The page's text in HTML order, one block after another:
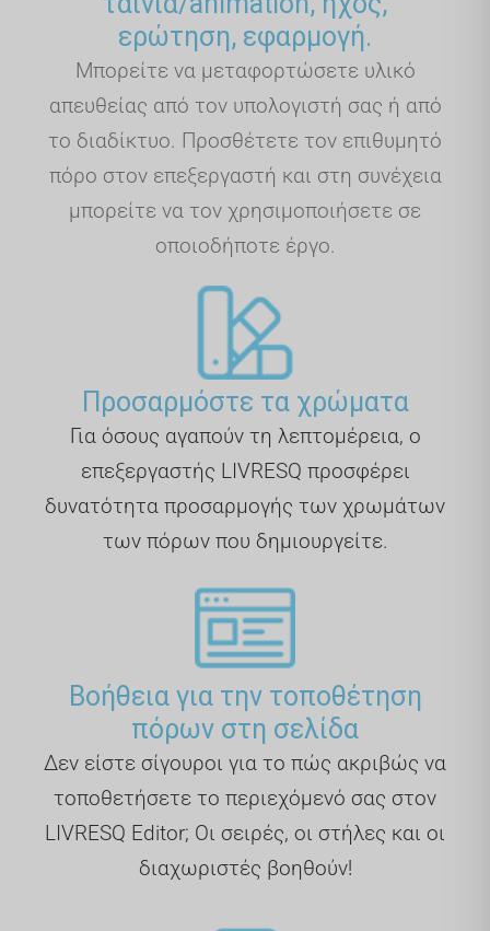
ερώτηση, εφαρμογή.
Μπορείτε να μεταφορτώσετε υλικό
απευθείας από τον υπολογιστή σας ή από
το διαδίκτυο. Προσθέτετε τον επιθυμητό
πόρο στον επεξεργαστή και στη συνέχεια
μπορείτε να τον χρησιμοποιήσετε σε
οποιοδήποτε έργο.
Προσαρμόστε τα χρώματα
Για όσους αγαπούν τη λεπτομέρεια, ο
επεξεργαστής LIVRESQ προσφέρει
δυνατότητα προσαρμογής των χρωμάτων
των πόρων που δημιουργείτε.
Βοήθεια για την τοποθέτηση
πόρων στη σελίδα
Δεν είστε σίγουροι για το πώς ακριβώς να
τοποθετήσετε το περιεχόμενό σας στον
LIVRESQ Editor; Οι σειρές, οι στήλες και οι
διαχωριστές βοηθούν!